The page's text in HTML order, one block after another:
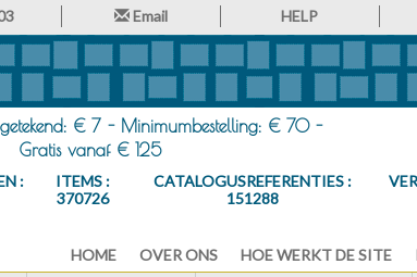
Email HELP
€ 7 - Minimumbestelling: € 70 -
Gratis vanaf € 125
:
ITEMS :
370726
CATALOGUSREFERENTIES :
151288
HOME OVER ONS HOE WERKT DE SITE